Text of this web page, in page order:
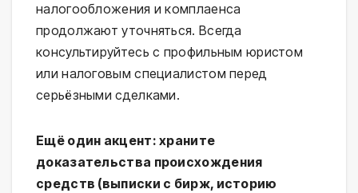
налогообложения и комплаенса
продолжают уточняться. Всегда
консультируйтесь с профильным юристом
или налоговым специалистом перед
серьёзными сделками.
Ещё один акцент: храните
доказательства происхождения
средств (выписки с бирж, историю